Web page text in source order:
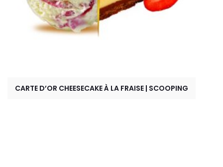
CARTE D’OR CHEESECAKE À LA FRAISE | SCOOPING